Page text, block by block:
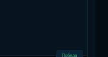
Победа